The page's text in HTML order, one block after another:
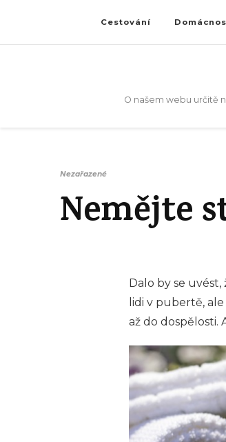
Cestování
O našem webu určitě
Nezařazené
Nemějte
Dalo by se
lidi v pubertě,
až do dospělosti.